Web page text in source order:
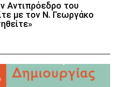
Αντιπρόεδρο του
με τον Ν. Γεωργάκο